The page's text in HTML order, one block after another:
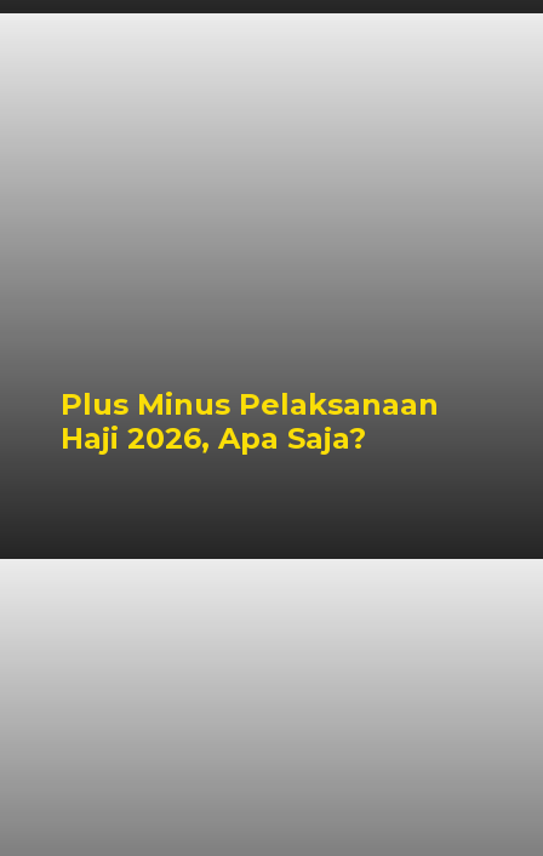
Plus Minus Pelaksanaan
Haji 2026, Apa Saja?